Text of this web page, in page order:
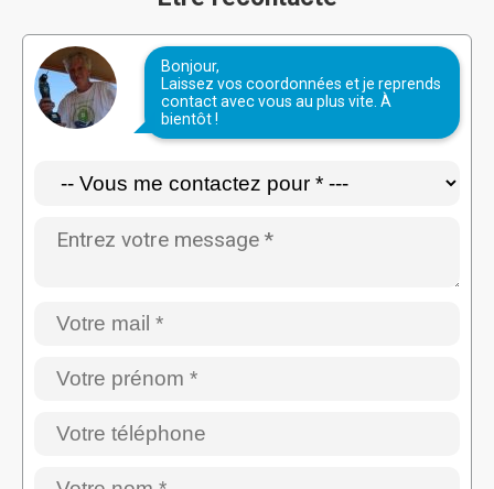
Bonjour,
Laissez vos coordonnées et je reprends
contact avec vous au plus vite. À
bientôt !